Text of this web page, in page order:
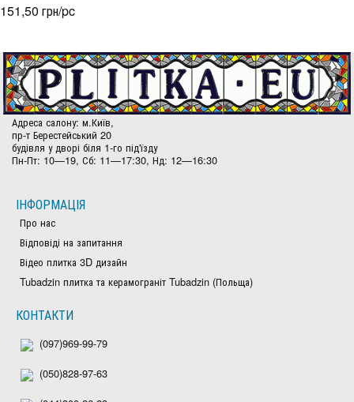
151,50 грн/pc
Адреса салону: м.Київ,
пр-т Берестейський 20
будівля у дворі біля 1-го під'їзду
Пн-Пт: 10—19, Сб: 11—17:30, Нд: 12—16:30
ІНФОРМАЦІЯ
Про нас
Відповіді на запитання
Відео плитка 3D дизайн
Tubadzin плитка та керамограніт Tubadzin (Польща)
КОНТАКТИ
(097)969-99-79
(050)828-97-63